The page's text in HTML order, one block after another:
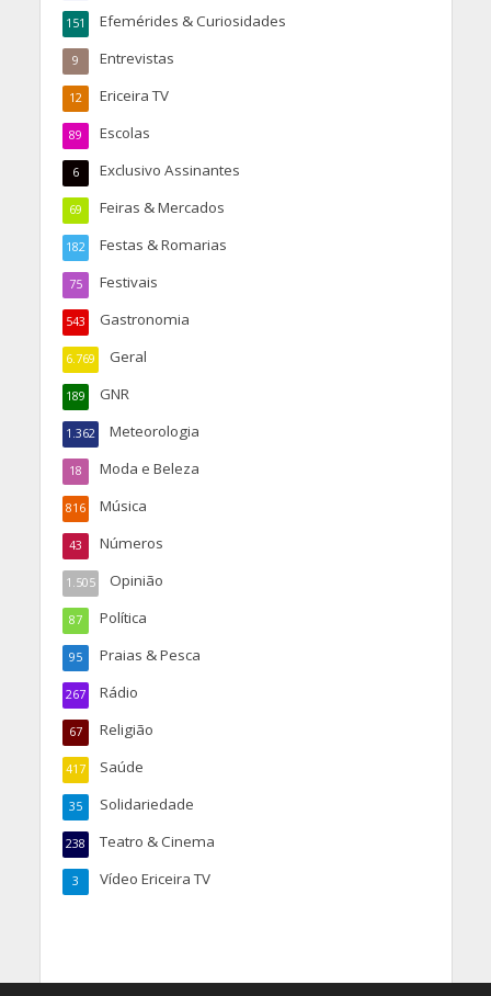
Efemérides & Curiosidades
151
Entrevistas
9
Ericeira TV
12
Escolas
89
Exclusivo Assinantes
6
Feiras & Mercados
69
Festas & Romarias
182
Festivais
75
Gastronomia
543
Geral
6.769
GNR
189
Meteorologia
1.362
Moda e Beleza
18
Música
816
Números
43
Opinião
1.505
Política
87
Praias & Pesca
95
Rádio
267
Religião
67
Saúde
417
Solidariedade
35
Teatro & Cinema
238
Vídeo Ericeira TV
3